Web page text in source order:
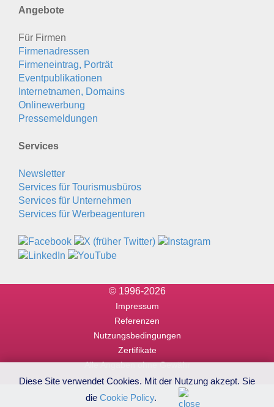
Angebote
Für Firmen
Firmenadressen
Firmeneintrag, Porträt
Eventpublikationen
Internetnamen, Domains
Onlinewerbung
Pressemeldungen
Services
Newsletter
Services für Tourismusbüros
Services für Unternehmen
Services für Werbeagenturen
© 1996-2026
Impressum
Referenzen
Nutzungsbedingungen
Zertifikate
Alle Angaben ohne Gewähr
Diese Site verwendet Cookies. Mit der Nutzung akzept. Sie
die Cookie Policy.